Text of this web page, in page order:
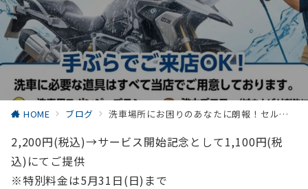
HOME ブログ 洗車場所にお困りのあなたに朗報！セルフ洗車サービス開始！
2,200円(税込)→サービス開始記念として1,100円(税
込)にてご提供
※特別料金は5月31日(日)まで